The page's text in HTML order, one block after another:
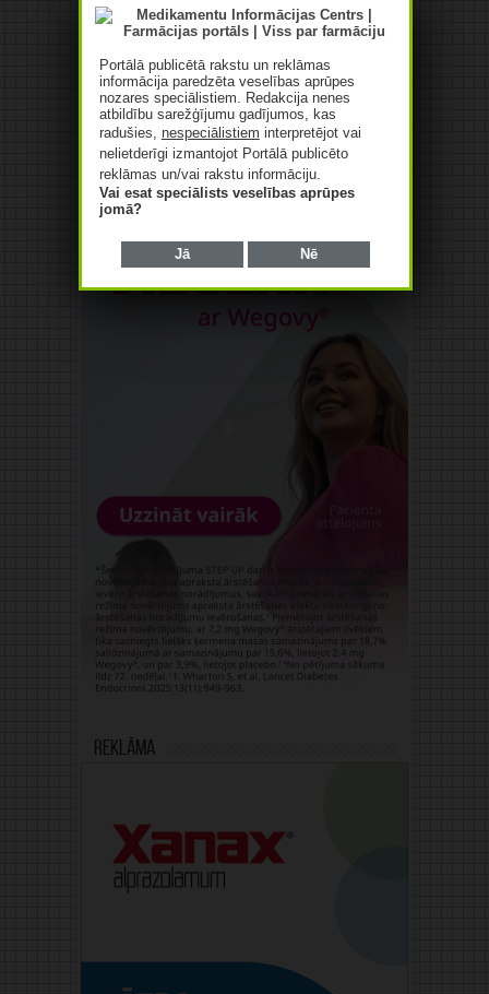
Reklāma
Reklāma
Portālā publicētā rakstu un reklāmas
informācija paredzēta veselības aprūpes
nozares speciālistiem. Redakcija nenes
atbildību sarežģījumu gadījumos, kas
radušies, nespeciālistiem interpretējot vai
nelietderīgi izmantojot Portālā publicēto
reklāmas un/vai rakstu informāciju.
Vai esat speciālists veselības aprūpes
jomā?
Jā Nē